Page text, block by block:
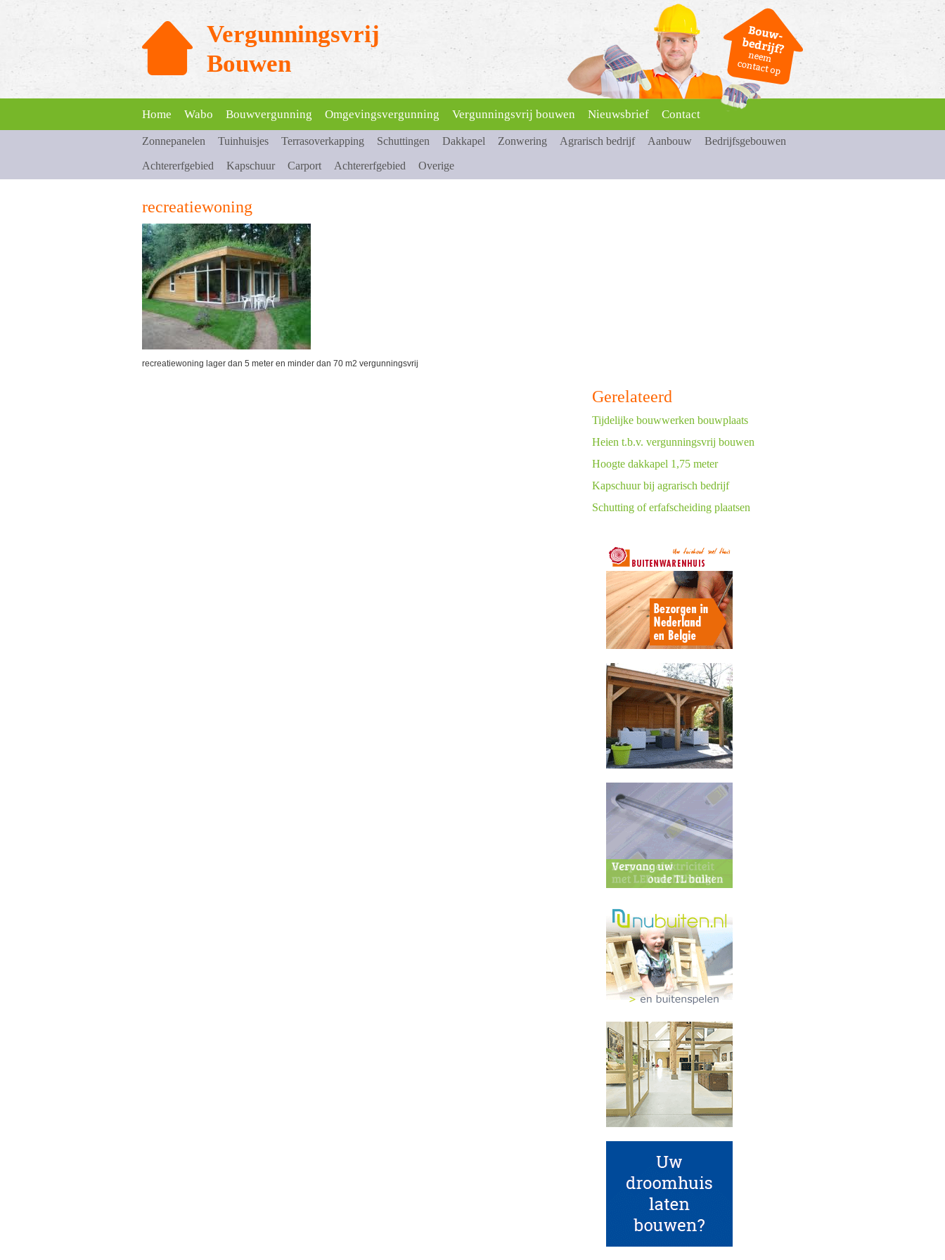
Vergunningsvrij
Bouwen
Home Wabo Bouwvergunning Omgevingsvergunning Vergunningsvrij bouwen Nieuwsbrief Contact
Zonnepanelen Tuinhuisjes Terrasoverkapping Schuttingen Dakkapel Zonwering Agrarisch bedrijf Aanbouw Bedrijfsgebouwen
Achtererfgebied Kapschuur Carport Achtererfgebied Overige
recreatiewoning
recreatiewoning lager dan 5 meter en minder dan 70 m2 vergunningsvrij
Gerelateerd
Tijdelijke bouwwerken bouwplaats
Heien t.b.v. vergunningsvrij bouwen
Hoogte dakkapel 1,75 meter
Kapschuur bij agrarisch bedrijf
Schutting of erfafscheiding plaatsen